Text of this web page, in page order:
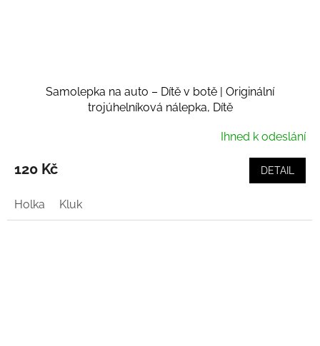
Samolepka na auto – Dítě v botě | Originální
trojúhelníková nálepka, Dítě
Ihned k odeslání
120 Kč DETAIL
Holka Kluk